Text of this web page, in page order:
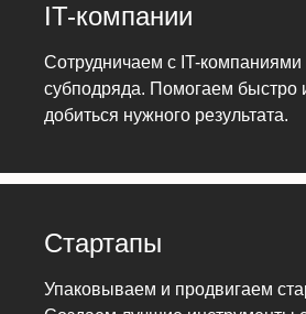
IT-компании
Сотрудничаем с IT-компаниями
субподряда. Помогаем быстро
добиться нужного результата.
Стартапы
Упаковываем и продвигаем